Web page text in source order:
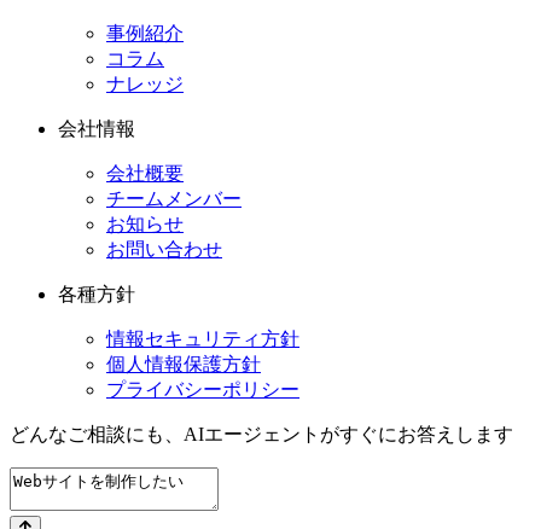
事例紹介
コラム
ナレッジ
会社情報
会社概要
チームメンバー
お知らせ
お問い合わせ
各種方針
情報セキュリティ方針
個人情報保護方針
プライバシーポリシー
どんなご相談にも、 AIエージェントがすぐにお答えします